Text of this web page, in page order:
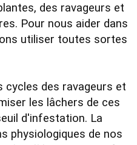
des ravageurs et
Pour nous aider dans
utiliser toutes sortes
cycles des ravageurs et
les lâchers de ces
d'infestation. La
physiologiques de nos